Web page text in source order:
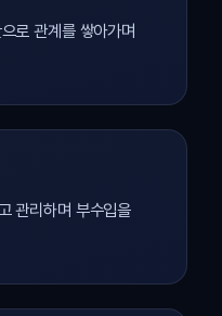
로 관계를 쌓아가며
관리하며 부수입을